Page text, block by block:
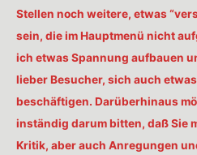
Stellen noch weitere, etwas
sein, die im Hauptmenü nicht
ich etwas Spannung aufbauen
lieber Besucher, sich auch
beschäftigen. Darüberhinaus
inständig darum bitten, daß Sie
Kritik, aber auch Anregungen